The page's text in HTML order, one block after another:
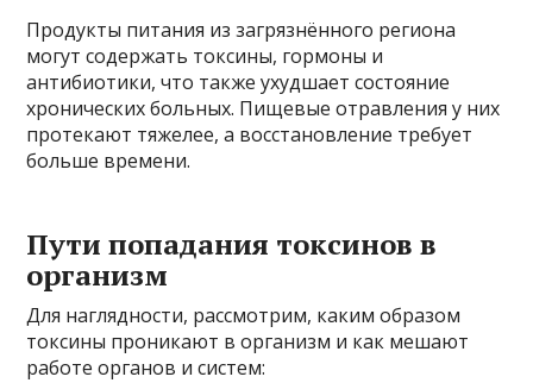
Продукты питания из загрязнённого региона
могут содержать токсины, гормоны и
антибиотики, что также ухудшает состояние
хронических больных. Пищевые отравления у них
протекают тяжелее, а восстановление требует
больше времени.
Пути попадания токсинов в
организм
Для наглядности, рассмотрим, каким образом
токсины проникают в организм и как мешают
работе органов и систем: